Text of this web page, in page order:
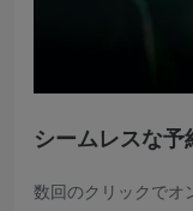
シームレスな予
数回のクリックでオ